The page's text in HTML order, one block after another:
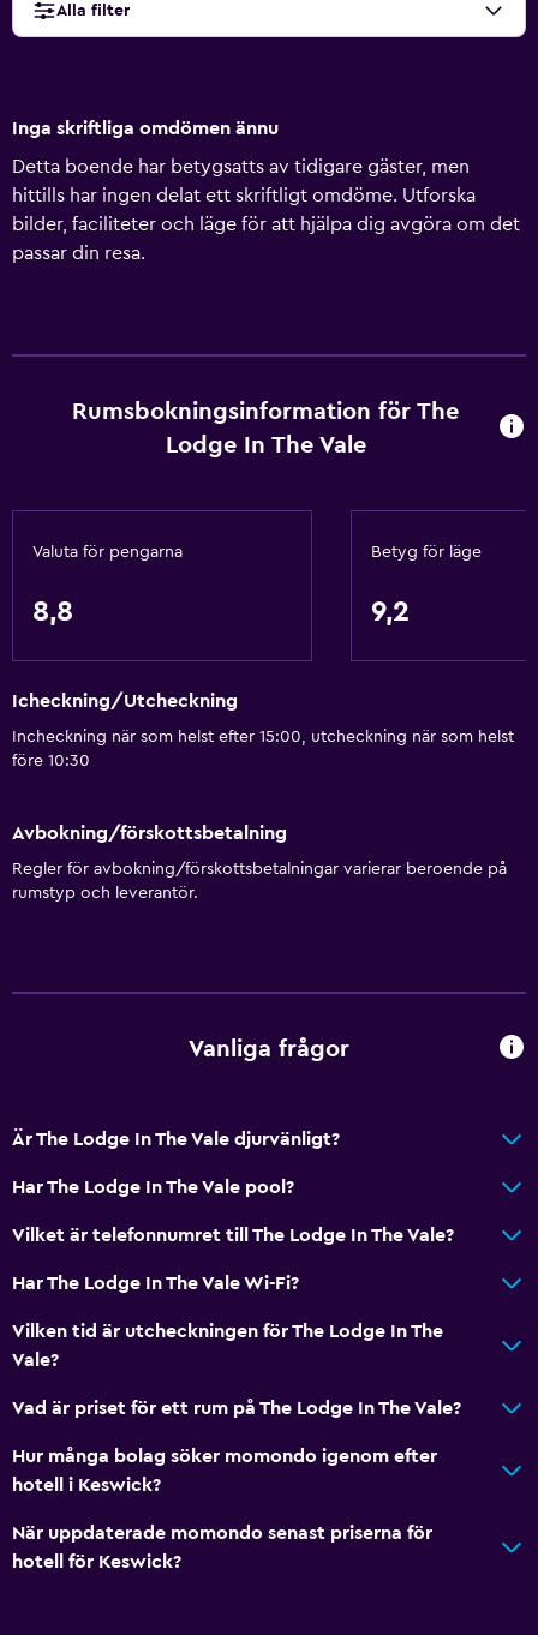
Alla filter
Inga skriftliga omdömen ännu
Detta boende har betygsatts av tidigare gäster, men
hittills har ingen delat ett skriftligt omdöme. Utforska
bilder, faciliteter och läge för att hjälpa dig avgöra om det
passar din resa.
Rumsbokningsinformation för The
Lodge In The Vale
Valuta för pengarna
8,8
Betyg för läge
9,2
Icheckning/Utcheckning
Incheckning när som helst efter 15:00, utcheckning när som helst
före 10:30
Avbokning/förskottsbetalning
Regler för avbokning/förskottsbetalningar varierar beroende på
rumstyp och leverantör.
Vanliga frågor
Är The Lodge In The Vale djurvänligt?
Har The Lodge In The Vale pool?
Vilket är telefonnumret till The Lodge In The Vale?
Har The Lodge In The Vale Wi-Fi?
Vilken tid är utcheckningen för The Lodge In The
Vale?
Vad är priset för ett rum på The Lodge In The Vale?
Hur många bolag söker momondo igenom efter
hotell i Keswick?
När uppdaterade momondo senast priserna för
hotell för Keswick?